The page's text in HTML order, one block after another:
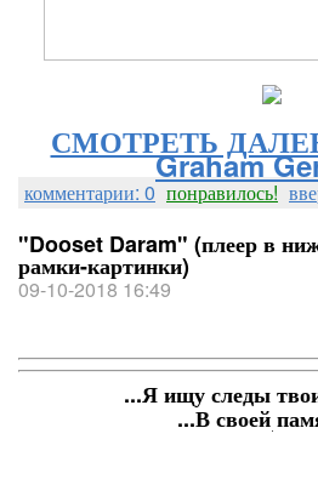
СМОТРЕТЬ
Graham
комментарии: 0 понравилось!
"Dooset Daram" (плеер в
рамки-картинки)
09-10-2018 16:49
...Я ищу следы
...В своей